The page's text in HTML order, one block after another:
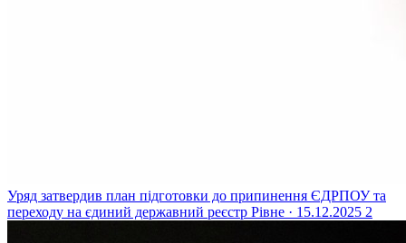
Уряд затвердив план підготовки до припинення ЄДРПОУ та
переходу на єдиний державний реєстр Рівне · 15.12.2025 2